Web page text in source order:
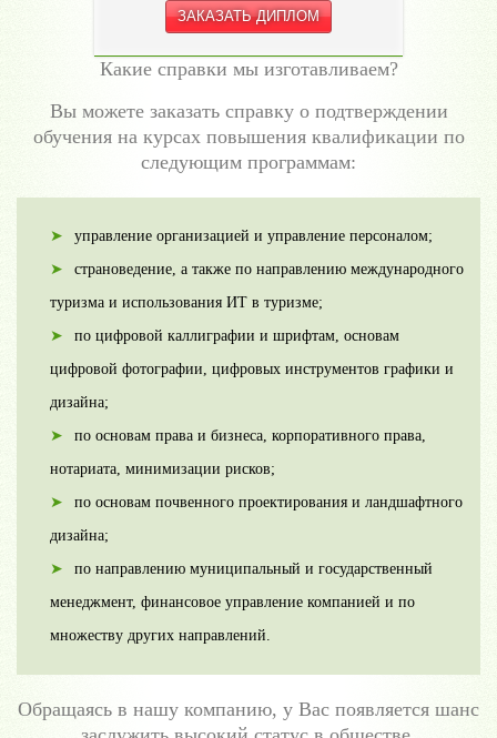
Какие справки мы изготавливаем?
Вы можете заказать справку о подтверждении
обучения на курсах повышения квалификации по
следующим программам:
управление организацией и управление персоналом;
страноведение, а также по направлению международного
туризма и использования ИТ в туризме;
по цифровой каллиграфии и шрифтам, основам
цифровой фотографии, цифровых инструментов графики и
дизайна;
по основам права и бизнеса, корпоративного права,
нотариата, минимизации рисков;
по основам почвенного проектирования и ландшафтного
дизайна;
по направлению муниципальный и государственный
менеджмент, финансовое управление компанией и по
множеству других направлений.
Обращаясь в нашу компанию, у Вас появляется шанс